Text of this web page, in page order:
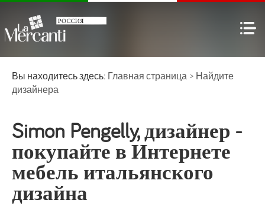
Вы находитесь здесь: Главная страница > Найдите
дизайнера
Simon Pengelly, дизайнер -
покупайте в Интернете
мебель итальянского
дизайна